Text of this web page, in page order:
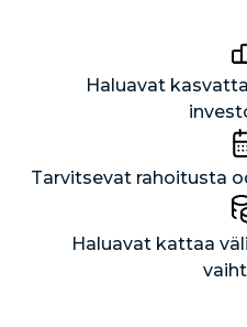
Haluavat
Tarvitsevat rahoitusta
Haluavat kattaa